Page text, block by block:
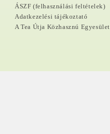
ÁSZF (felhasználási feltételek)
Adatkezelési tájékoztató
A Tea Útja Közhasznú Egyesület